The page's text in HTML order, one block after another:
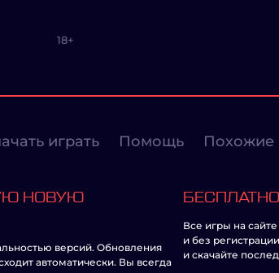
18+
играть Помощь Похожие
НОВУЮ
версий. Обновления
автоматически. Вы всегда
Все игры на
и без
и скачайте